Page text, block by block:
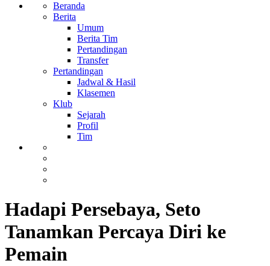
Beranda
Berita
Umum
Berita Tim
Pertandingan
Transfer
Pertandingan
Jadwal & Hasil
Klasemen
Klub
Sejarah
Profil
Tim
Hadapi Persebaya, Seto
Tanamkan Percaya Diri ke
Pemain